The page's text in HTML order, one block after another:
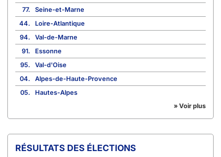
77.
Seine-et-Marne
44.
Loire-Atlantique
94.
Val-de-Marne
91.
Essonne
95.
Val-d'Oise
04.
Alpes-de-Haute-Provence
05.
Hautes-Alpes
» Voir plus
RÉSULTATS DES ÉLECTIONS